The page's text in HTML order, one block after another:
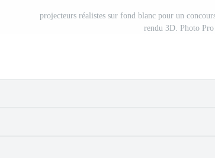
projecteurs réalistes sur fond blanc pour un
rendu 3D. Photo Pro